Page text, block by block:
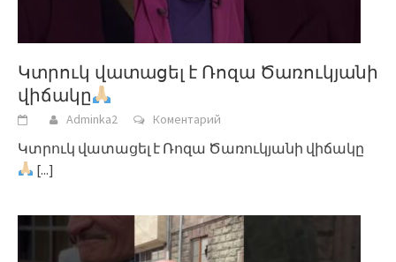
Կտրուկ վատացել է Ռոզա Ծառուկյանի
վիճակը
Adminka2 Коментарий
Կտրուկ վատացել է Ռոզա Ծառուկյանի վիճակը
[...]